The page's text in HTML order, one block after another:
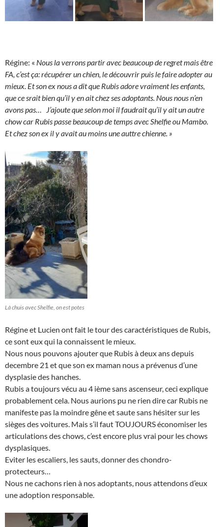
Régine: « Nous la verrons partir avec beaucoup de regret mais être
FA, c’est ça: récupérer un chien, le découvrir puis le faire adopter au
mieux. Et son ex nous a dit que Rubis adore vraiment les enfants,
que ce srait bien qu’il y en ait chez ses adoptants. Nous nous n’en
avons pas… J’ajoute que selon moi il faudrait qu’il y ait un autre
chow car Rubis passe beaucoup de temps avec Shelfie ou Mambo.
Et chez son ex il y avait au moins une auttre chienne. »
Là chuis avec Shelfie, on est potes
Régine et Lucien ont fait le tour des caractéristiques de Rubis,
ce sont eux qui la connaissent le mieux.
Nous nous pouvons ajouter que Rubis à deux ans depuis
decembre 21 et que son ex maman nous a prévenus d’une
dysplasie des hanches.
Rubis a toujours vécu au 4 ième sans ascenseur, ceci explique
probablement cela. Nous aurions pu ne rien dire car Rubis ne
manifeste pas la moindre gêne et saute sans hésiter sur les
sièges des voitures. Mais s’il faut TOUJOURS économiser les
articulations des chows, c’est encore plus vrai pour les chows
dysplasiques.
Eviter les escaliers, les sauts, donner des chondro-
protecteurs…
Nous ne cachons rien à nos adoptants, nous attendons d’eux
une adoption responsable.